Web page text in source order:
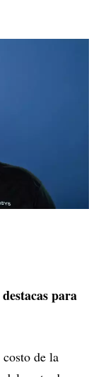
para
de la